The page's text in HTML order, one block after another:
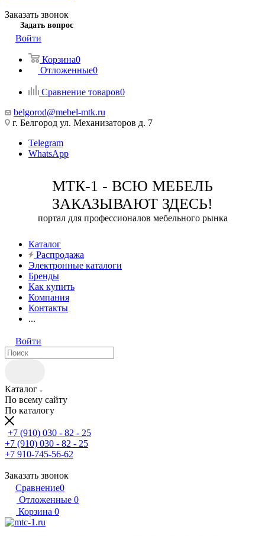
Заказать звонок
Задать вопрос
Войти
Корзина0
Отложенные0
Сравнение товаров0
belgorod@mebel-mtk.ru
г. Белгород ул. Механизаторов д. 7
Telegram
WhatsApp
МТК-1 - ВСЮ МЕБЕЛЬ
ЗАКАЗЫВАЮТ ЗДЕСЬ!
портал для профессионалов мебельного рынка
Каталог
Распродажа
Электронные каталоги
Бренды
Как купить
Компания
Контакты
...
Войти
Каталог
По всему сайту
По каталогу
+7 (910) 030 - 82 - 25
+7 (910) 030 - 82 - 25
+7 910-745-56-62
Заказать звонок
Сравнение0
Отложенные 0
Корзина 0